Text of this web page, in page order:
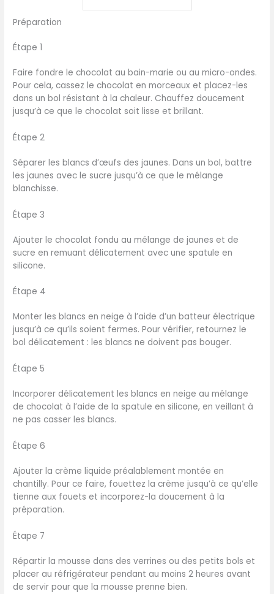
Préparation
Étape 1
Faire fondre le chocolat au bain-marie ou au micro-ondes.
Pour cela, cassez le chocolat en morceaux et placez-les
dans un bol résistant à la chaleur. Chauffez doucement
jusqu’à ce que le chocolat soit lisse et brillant.
Étape 2
Séparer les blancs d’œufs des jaunes. Dans un bol, battre
les jaunes avec le sucre jusqu’à ce que le mélange
blanchisse.
Étape 3
Ajouter le chocolat fondu au mélange de jaunes et de
sucre en remuant délicatement avec une spatule en
silicone.
Étape 4
Monter les blancs en neige à l’aide d’un batteur électrique
jusqu’à ce qu’ils soient fermes. Pour vérifier, retournez le
bol délicatement : les blancs ne doivent pas bouger.
Étape 5
Incorporer délicatement les blancs en neige au mélange
de chocolat à l’aide de la spatule en silicone, en veillant à
ne pas casser les blancs.
Étape 6
Ajouter la crème liquide préalablement montée en
chantilly. Pour ce faire, fouettez la crème jusqu’à ce qu’elle
tienne aux fouets et incorporez-la doucement à la
préparation.
Étape 7
Répartir la mousse dans des verrines ou des petits bols et
placer au réfrigérateur pendant au moins 2 heures avant
de servir pour que la mousse prenne bien.